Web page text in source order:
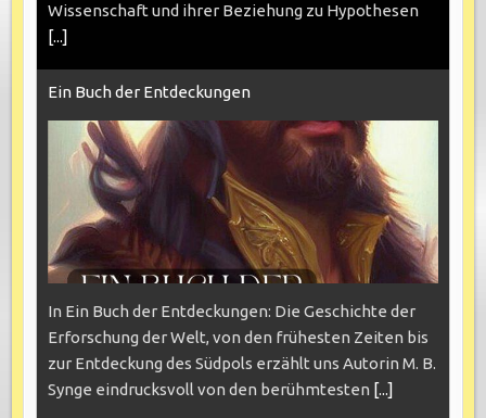
Wissenschaft und ihrer Beziehung zu Hypothesen
[...]
Ein Buch der Entdeckungen
In Ein Buch der Entdeckungen: Die Geschichte der
Erforschung der Welt, von den frühesten Zeiten bis
zur Entdeckung des Südpols erzählt uns Autorin M. B.
Synge eindrucksvoll von den berühmtesten [...]